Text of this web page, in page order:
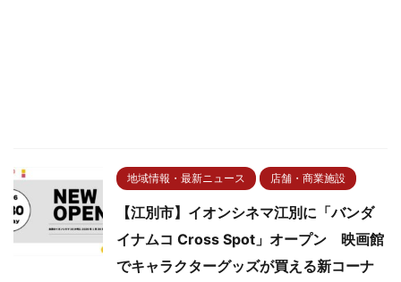
地域情報・最新ニュース 店舗・商業施設
【江別市】イオンシネマ江別に「バンダ
イナムコ Cross Spot」オープン 映画館
でキャラクターグッズが買える新コーナ